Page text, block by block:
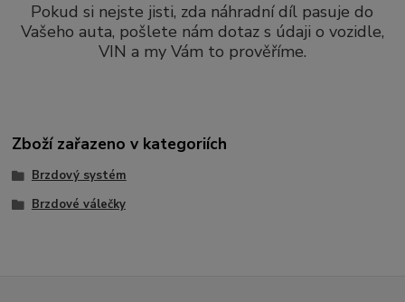
Pokud si nejste jisti, zda náhradní díl pasuje do
Vašeho auta, pošlete nám dotaz s údaji o vozidle,
VIN a my Vám to prověříme.
Zboží zařazeno v kategoriích
Brzdový systém
Brzdové válečky